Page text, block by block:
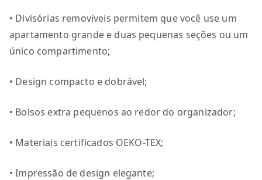
• Divisórias removíveis permitem que você use um
apartamento grande e duas pequenas seções ou um
único compartimento;
• Design compacto e dobrável;
• Bolsos extra pequenos ao redor do organizador;
• Materiais certificados OEKO-TEX;
• Impressão de design elegante;